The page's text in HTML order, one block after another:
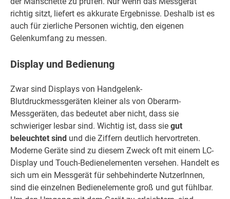
richtig sitzt, liefert es akkurate Ergebnisse. Deshalb ist es
auch für zierliche Personen wichtig, den eigenen
Gelenkumfang zu messen.
Display und Bedienung
Zwar sind Displays von Handgelenk-
Blutdruckmessgeräten kleiner als von Oberarm-
Messgeräten, das bedeutet aber nicht, dass sie
schwieriger lesbar sind. Wichtig ist, dass sie gut
beleuchtet sind und die Ziffern deutlich hervortreten.
Moderne Geräte sind zu diesem Zweck oft mit einem LC-
Display und Touch-Bedienelementen versehen. Handelt es
sich um ein Messgerät für sehbehinderte NutzerInnen,
sind die einzelnen Bedienelemente groß und gut fühlbar.